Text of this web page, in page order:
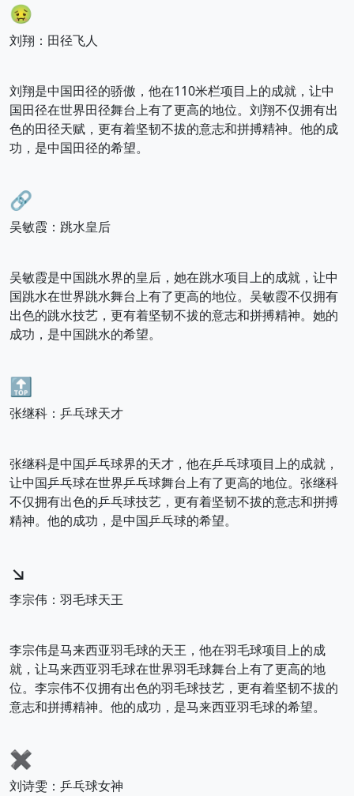
🤢
刘翔：田径飞人
刘翔是中国田径的骄傲，他在110米栏项目上的成就，让中
国田径在世界田径舞台上有了更高的地位。刘翔不仅拥有出
色的田径天赋，更有着坚韧不拔的意志和拼搏精神。他的成
功，是中国田径的希望。
🔗
吴敏霞：跳水皇后
吴敏霞是中国跳水界的皇后，她在跳水项目上的成就，让中
国跳水在世界跳水舞台上有了更高的地位。吴敏霞不仅拥有
出色的跳水技艺，更有着坚韧不拔的意志和拼搏精神。她的
成功，是中国跳水的希望。
🔝
张继科：乒乓球天才
张继科是中国乒乓球界的天才，他在乒乓球项目上的成就，
让中国乒乓球在世界乒乓球舞台上有了更高的地位。张继科
不仅拥有出色的乒乓球技艺，更有着坚韧不拔的意志和拼搏
精神。他的成功，是中国乒乓球的希望。
↘️
李宗伟：羽毛球天王
李宗伟是马来西亚羽毛球的天王，他在羽毛球项目上的成
就，让马来西亚羽毛球在世界羽毛球舞台上有了更高的地
位。李宗伟不仅拥有出色的羽毛球技艺，更有着坚韧不拔的
意志和拼搏精神。他的成功，是马来西亚羽毛球的希望。
✖️
刘诗雯：乒乓球女神